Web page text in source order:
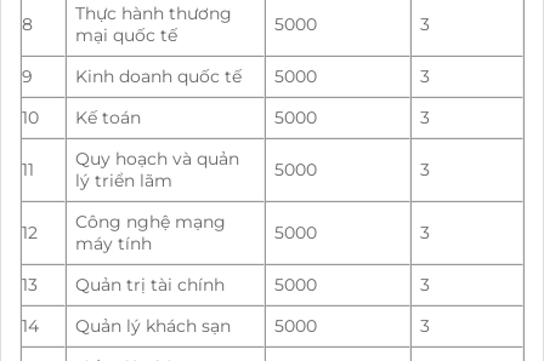
8
Thực hành thương
mại quốc tế
5000 3
9 Kinh doanh quốc tế 5000
3
10
Kế toán 5000 3
11
Quy hoạch và quản
lý triển lãm
5000 3
12
Công nghệ mạng
máy tính
5000 3
13 Quản trị tài chính 5000
3
14
Quản lý khách sạn 5000
3